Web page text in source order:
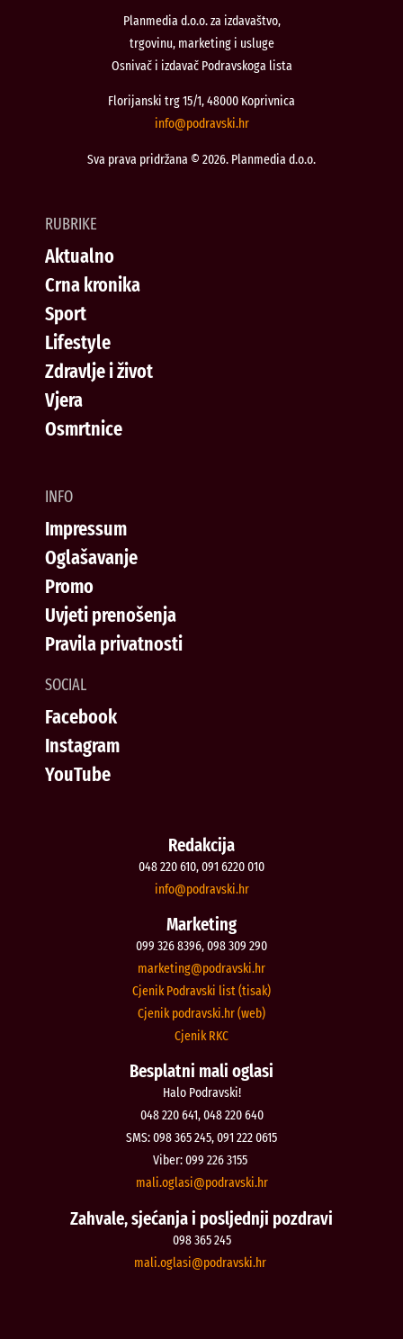
Planmedia d.o.o. za izdavaštvo,
trgovinu, marketing i usluge
Osnivač i izdavač Podravskoga lista
Florijanski trg 15/1, 48000 Koprivnica
rh.iksvardop
@ofni
Sva prava pridržana © 2026. Planmedia d.o.o.
RUBRIKE
Aktualno
Crna kronika
Sport
Lifestyle
Zdravlje i život
Vjera
Osmrtnice
INFO
Impressum
Oglašavanje
Promo
Uvjeti prenošenja
Pravila privatnosti
SOCIAL
Facebook
Instagram
YouTube
Redakcija
048 220 610, 091 6220 010
rh.iksvardop
@ofni
Marketing
099 326 8396, 098 309 290
rh.iksvardop
@gnitekram
Cjenik Podravski list (tisak)
Cjenik podravski.hr (web)
Cjenik RKC
Besplatni mali oglasi
Halo Podravski!
048 220 641, 048 220 640
SMS: 098 365 245, 091 222 0615
Viber: 099 226 3155
rh.iksvardop
@isalgo.ilam
Zahvale, sjećanja i posljednji pozdravi
098 365 245
rh.iksvardop
@isalgo.ilam